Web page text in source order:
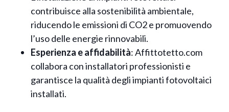
contribuisce alla sostenibilità ambientale,
riducendo le emissioni di CO2 e promuovendo
l’uso delle energie rinnovabili.
Esperienza e affidabilità: Affittotetto.com
collabora con installatori professionisti e
garantisce la qualità degli impianti fotovoltaici
installati.